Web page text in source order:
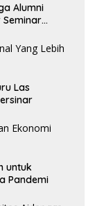
Alumni
Seminar
Las
untuk
Pandemi